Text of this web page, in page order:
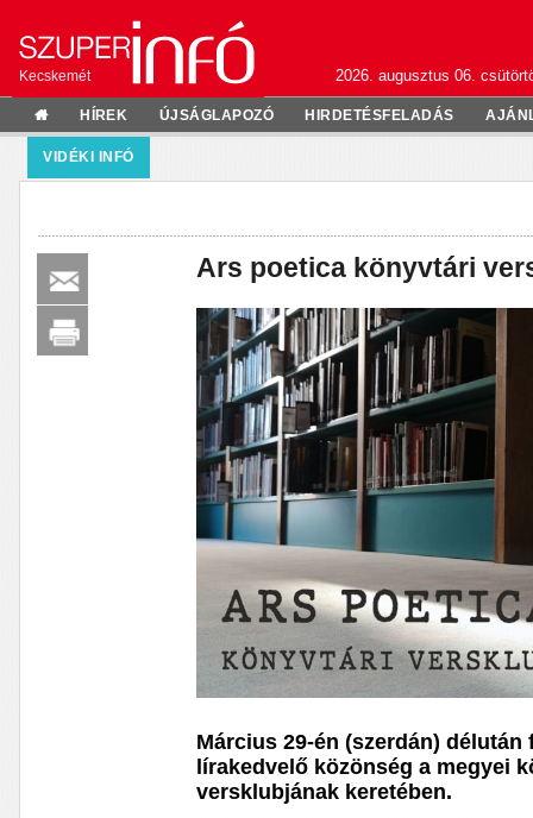
Kecskemét 2026. augusztus 06.
HÍREK ÚJSÁGLAPOZÓ HIRDETÉSFELADÁS
VIDÉKI INFÓ
Ars poetica könyvtári
Március 29-én (szerdán)
lírakedvelő közönség a megyei
versklubjának keretében.